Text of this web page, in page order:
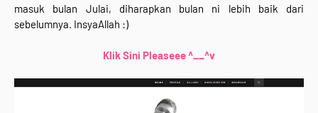
masuk bulan Julai, diharapkan bulan ni lebih baik dari
sebelumnya. InsyaAllah :)
Klik Sini Pleaseee ^__^v